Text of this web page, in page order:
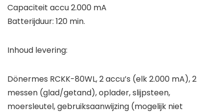
Capaciteit accu 2.000 mA
Batterijduur: 120 min.
Inhoud levering:
Dönermes RCKK-80WL, 2 accu’s (elk 2.000 mA), 2
messen (glad/getand), oplader, slijpsteen,
moersleutel, gebruiksaanwijzing (mogelijk niet